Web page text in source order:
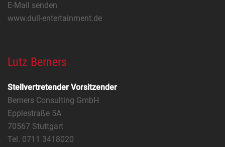
E-Mail senden
www.dull-entertainment.de
Lutz Berners
Stellvertretender Vorsitzender
Berners Consulting GmbH
Epplestraße 5A
70567 Stuttgart
Tel. 0711 3418020